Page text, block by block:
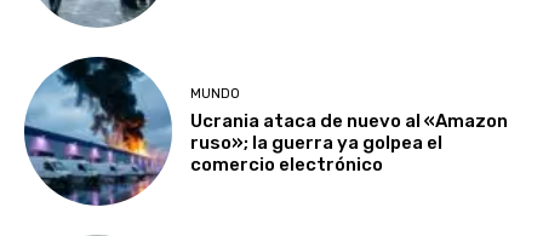
MUNDO
Ucrania ataca de nuevo al «Amazon
ruso»; la guerra ya golpea el
comercio electrónico